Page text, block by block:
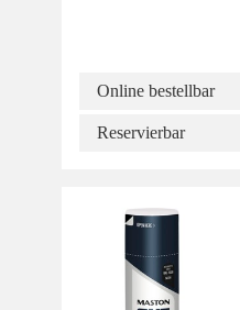
Online bestellbar
Reservierbar